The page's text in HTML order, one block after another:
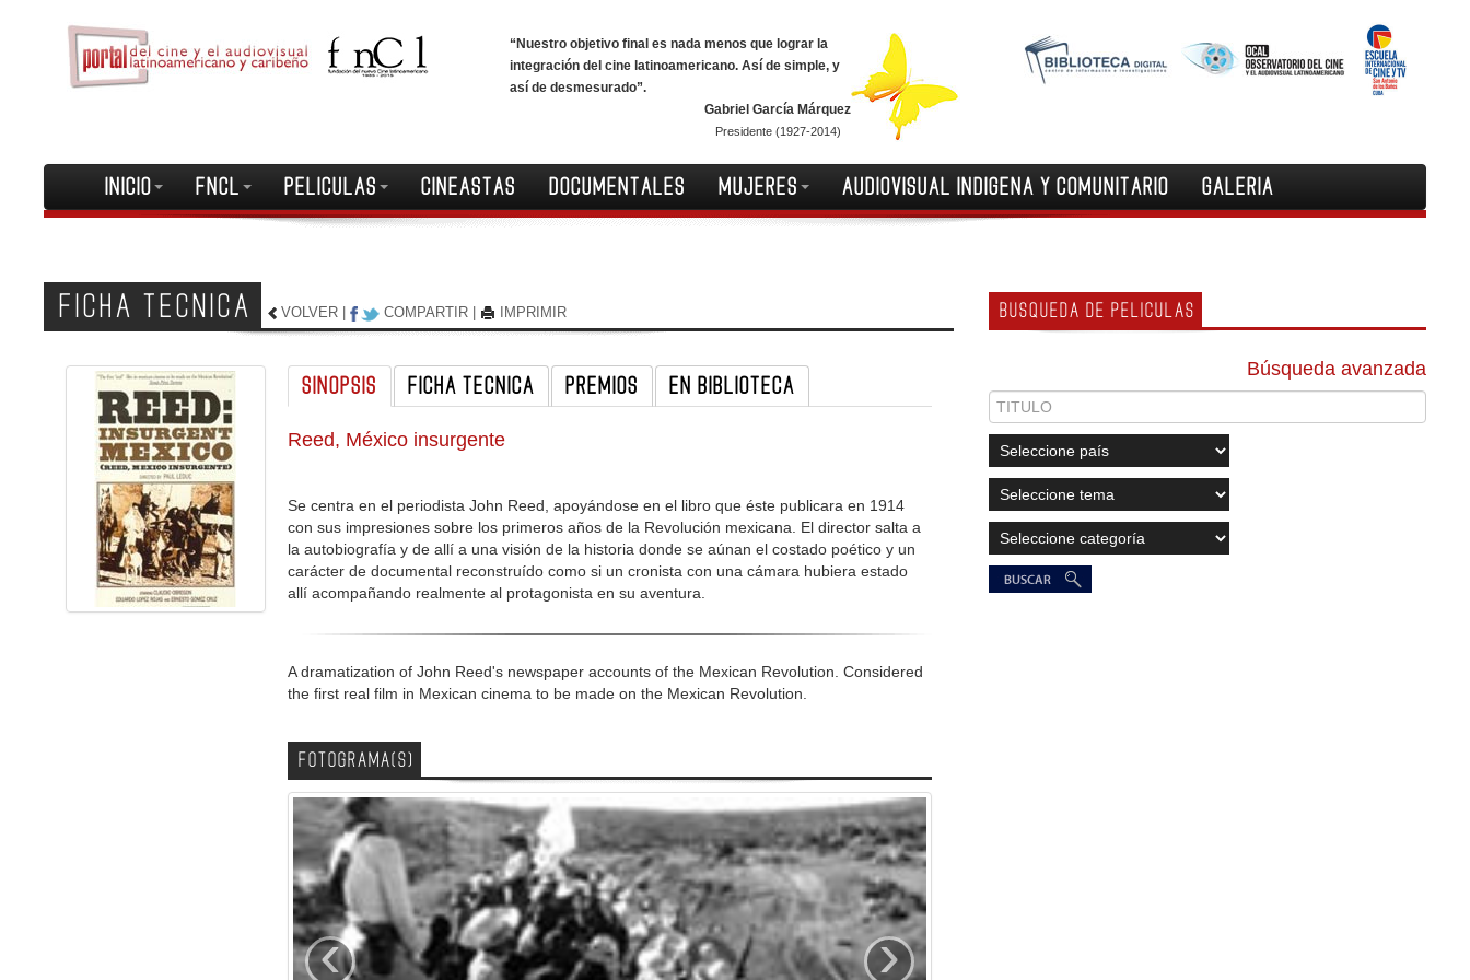
“Nuestro objetivo final es nada menos que lograr la
integración del cine latinoamericano. Así de simple, y
así de desmesurado”.
Gabriel García Márquez
Presidente (1927-2014)
INICIO FNCL PELICULAS CINEASTAS DOCUMENTALES MUJERES AUDIOVISUAL INDIGENA Y COMUNITARIO GALERIA
FICHA TECNICA VOLVER COMPARTIR IMPRIMIR
SINOPSIS FICHA TECNICA PREMIOS EN BIBLIOTECA
Reed, México insurgente
Se centra en el periodista John Reed, apoyándose en el libro que éste publicara en 1914
con sus impresiones sobre los primeros años de la Revolución mexicana. El director salta a
la autobiografía y de allí a una visión de la historia donde se aúnan el costado poético y un
carácter de documental reconstruído como si un cronista con una cámara hubiera estado
allí acompañando realmente al protagonista en su aventura.
A dramatization of John Reed's newspaper accounts of the Mexican Revolution. Considered
the first real film in Mexican cinema to be made on the Mexican Revolution.
FOTOGRAMA(S)
‹ ›
BUSQUEDA DE PELICULAS
Búsqueda avanzada